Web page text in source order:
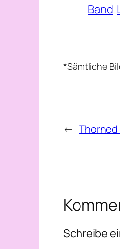
Band
*Sämtliche
← Thorned
Schreibe